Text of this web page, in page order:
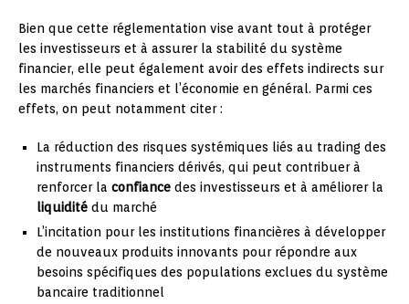
Bien que cette réglementation vise avant tout à protéger
les investisseurs et à assurer la stabilité du système
financier, elle peut également avoir des effets indirects sur
les marchés financiers et l’économie en général. Parmi ces
effets, on peut notamment citer :
La réduction des risques systémiques liés au trading des
instruments financiers dérivés, qui peut contribuer à
renforcer la confiance des investisseurs et à améliorer la
liquidité du marché
L’incitation pour les institutions financières à développer
de nouveaux produits innovants pour répondre aux
besoins spécifiques des populations exclues du système
bancaire traditionnel